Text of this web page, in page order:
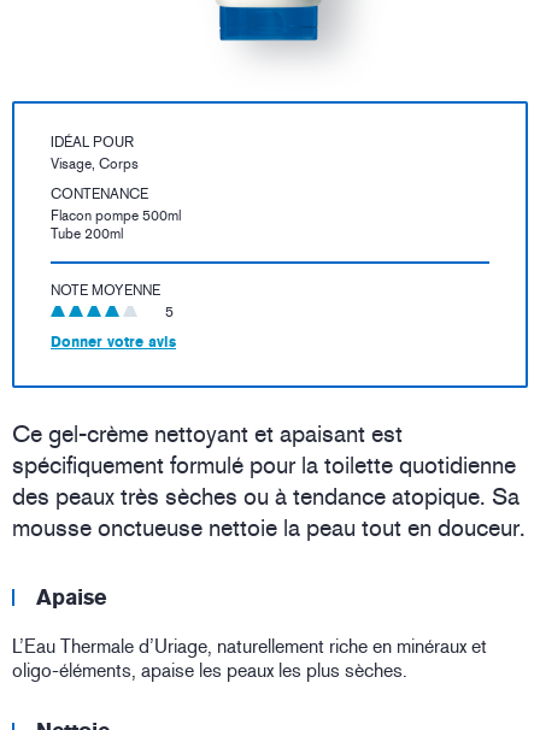
IDÉAL POUR
Visage, Corps
CONTENANCE
Flacon pompe 500ml
Tube 200ml
NOTE MOYENNE
5
Donner votre avis
Ce gel-crème nettoyant et apaisant est
spécifiquement formulé pour la toilette quotidienne
des peaux très sèches ou à tendance atopique. Sa
mousse onctueuse nettoie la peau tout en douceur.
Apaise
L’Eau Thermale d’Uriage, naturellement riche en minéraux et
oligo-éléments, apaise les peaux les plus sèches.